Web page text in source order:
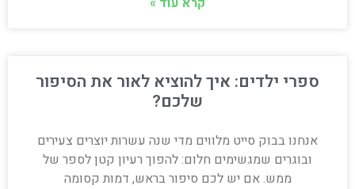
ספרי ילדים: איך להוציא לאור את הסיפור
שלכם?
אנחנו בבוק סייט מלווים מדי שנה עשרות יוצרים צעירים
ובוגרים שמגשימים חלום: להפוך רעיון קטן לספר של
ממש. אם יש לכם סיפור בראש, דמות קסומה